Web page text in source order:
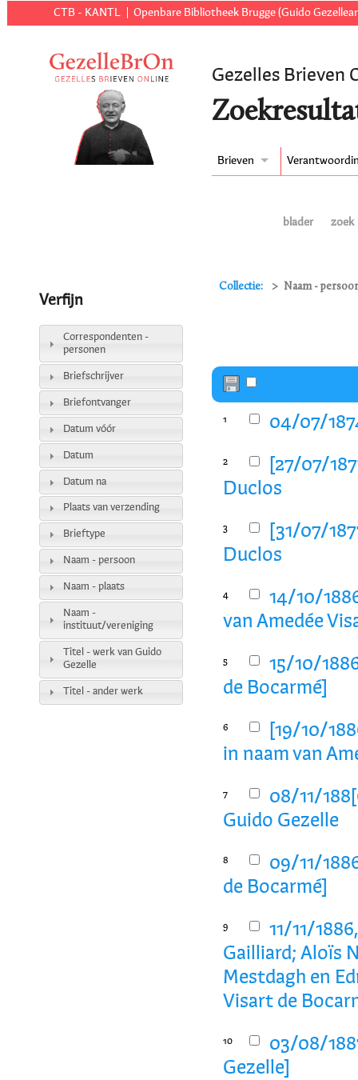
CTB - KANTL Openbare Bibliotheek Brugge (Guido
Gezelles Brieven
Brieven
blader zoek
Collectie: Naam -
1 04/07/
2
[27/07/
Duclos
3
[31/07/
Duclos
4
14/10/
van Amedée
5
15/10/
de Bocarmé]
6
[19/10/
in naam van
7
08/11/
Guido Gezelle
8
09/11/
de Bocarmé]
9
11/11/
Gailliard; Aloïs
Mestdagh en
Visart de
10
03/08/
Gezelle]
Verfijn
Correspondenten -
personen
Briefschrijver
Briefontvanger
Datum vóór
Datum
Datum na
Plaats van verzending
Brieftype
Naam - persoon
Naam - plaats
Naam -
instituut/vereniging
Titel - werk van Guido
Gezelle
Titel - ander werk